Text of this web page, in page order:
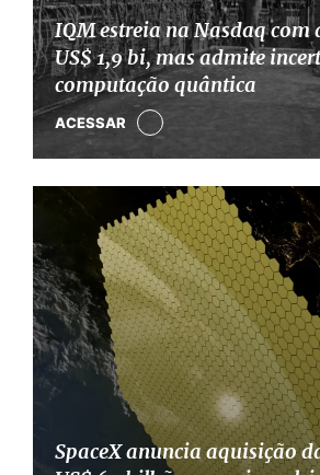
IQM estreia na Nasdaq com
US$ 1,9 bi, mas admite
computação quântica
ACESSAR
SpaceX anuncia aquisição